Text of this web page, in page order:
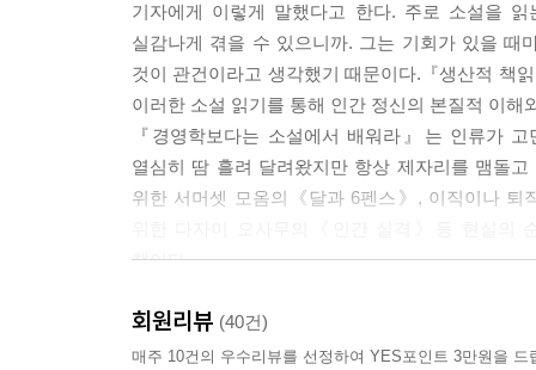
정신승리법으로는 현실을 이길 수 없다
『아Q정전』 루쉰
변화할 것인가 변화당할 것인가
『내 이름은 빨강』 오르한 파묵
『구운몽』 김만중
온 세상을 품어 영원을 얻는 비밀
『사계절의 신 오늘이』 유영소
삶의 의미를 가져다주는 가장 중요한 덕목은 무엇
‘죽음의 수용소’라 불리던 아우슈비츠 유대인 강
으로 ‘양심’을 꼽았다. 양심이 있는 사람은 생의
나 사회적 압력, 기존의 체제에 순응하지 않고 자
우리는 양심이 있기 때문에 비로소 인간일 수 있
현재를 행복하게 사는 비결은 무엇인가
다. 현재가 제일 중요하고, 지금 이 순간 깨어있어
기자에게 이렇게 말했다고 한다. 주로 소설을
실감나게 겪을 수 있으니까. 그는 기회가 있을 때
것이 관건이라고 생각했기 때문이다.『생산적 책
이러한 소설 읽기를 통해 인간 정신의 본질적 이
『경영학보다는 소설에서 배워라』는 인류가
열심히 땀 흘려 달려왔지만 항상 제자리를 맴돌
위한 서머셋 모옴의《달과 6펜스》, 이직이나
책이다.
“비즈니스를 잘하려면 경영이론서보다는 소설을
회원리뷰 (40건)
매주 10건의 우수리뷰를 선정하여 YES포인트 3만원을 드